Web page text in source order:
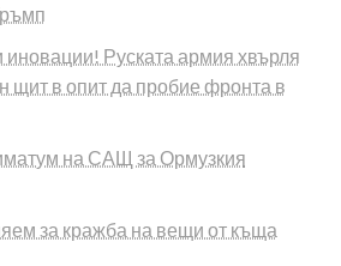
иновации! Руската армия хвърля
щит в опит да пробие фронта в
на САЩ за Ормузкия
за кражба на вещи от къща